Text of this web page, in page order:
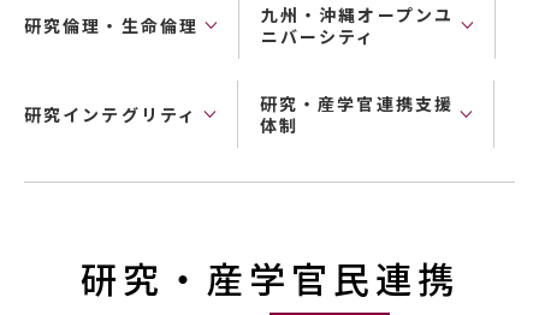
研究倫理・生命倫理
九州・沖縄オープンユ
ニバーシティ
研究インテグリティ
研究・産学官連携支援
体制
研究・産学官民連携